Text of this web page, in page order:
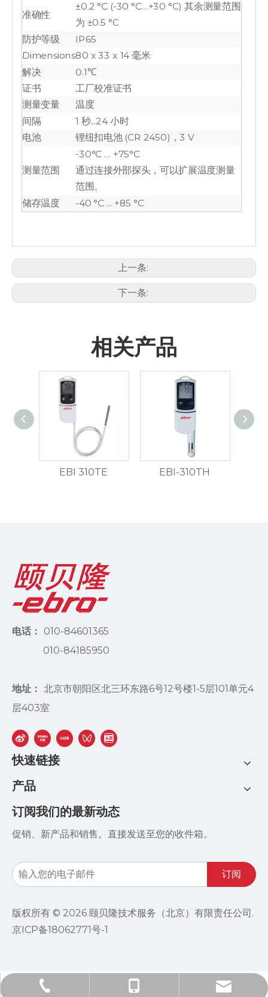
准确性
±0.2 °C (-30 °C…+30 °C) 其余测量范围
为 ±0.5 °C
防护等级
IP65
Dimensions80 x 33 x 14 毫米
解决
0.1℃
证书
工厂校准证书
测量变量
温度
间隔
1 秒...24 小时
电池
锂纽扣电池 (CR 2450)，3 V
测量范围
-30°C … +75°C
通过连接外部探头，可以扩展温度测量
范围。
储存温度
-40 °C ... +85 °C
上一条:
下一条:
相关产品
EBI 310TE EBI-310TH
电话： 010-84601365
010-84185950
地址： 北京市朝阳区北三环东路6号12号楼1-5层101单元4
层403室
快速链接
产品
订阅我们的最新动态
促销、新产品和销售。直接发送至您的收件箱。
订阅
版权所有 © 2026 颐贝隆技术服务（北京）有限责任公司.
京ICP备18062771号-1
+86-10-84601365
+86-185-1004-1951
info@ebro-china.com​​​​​​​